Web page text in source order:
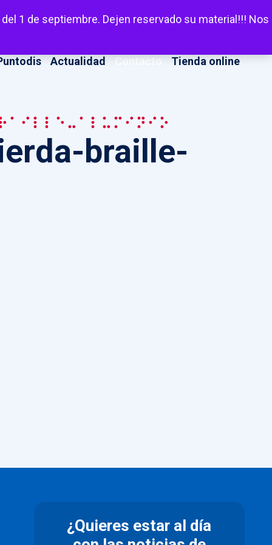
1 de septiembre. Dejen reservado su material!!! Nos
Escuchar
Actualidad Contacto Tienda online
aluminio
braille-
¿Quieres estar al día